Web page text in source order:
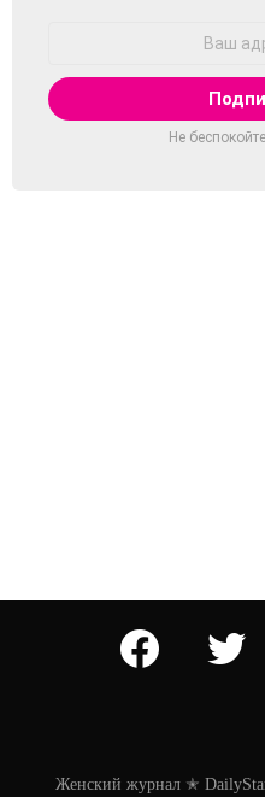
Не
facebook twitter
Женский журнал ✭